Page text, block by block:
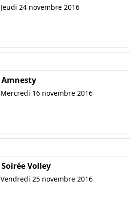
Jeudi 24 novembre 2016
Amnesty
Mercredi 16 novembre 2016
Soirée Volley
Vendredi 25 novembre 2016